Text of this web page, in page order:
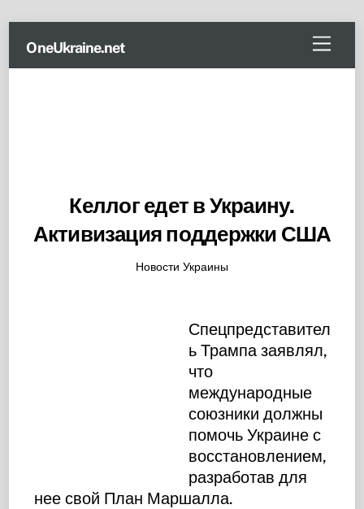
content
Menu
OneUkraine.net
Келлог едет в Украину.
Активизация поддержки США
Новости Украины
Спецпредставител
ь Трампа заявлял,
что
международные
союзники должны
помочь Украине с
восстановлением,
разработав для
нее свой План Маршалла.